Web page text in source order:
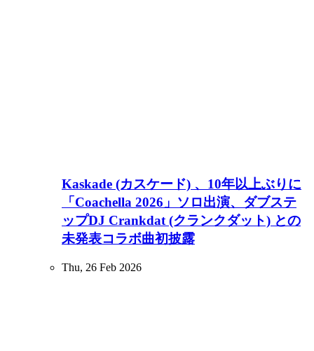
Kaskade (カスケード) 、10年以上ぶりに
「Coachella 2026」ソロ出演、ダブステ
ップDJ Crankdat (クランクダット) との
未発表コラボ曲初披露
Thu, 26 Feb 2026